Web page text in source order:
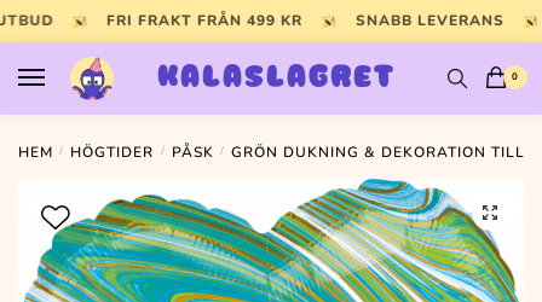
Skip
to
navigation
Skip
to
content
FRI FRAKT FRÅN 499 KR SNABB LEVERANS
KALASLAGRET 0
HEM / HÖGTIDER / PÅSK / GRÖN DUKNING & DEKORATION TILL
🔍